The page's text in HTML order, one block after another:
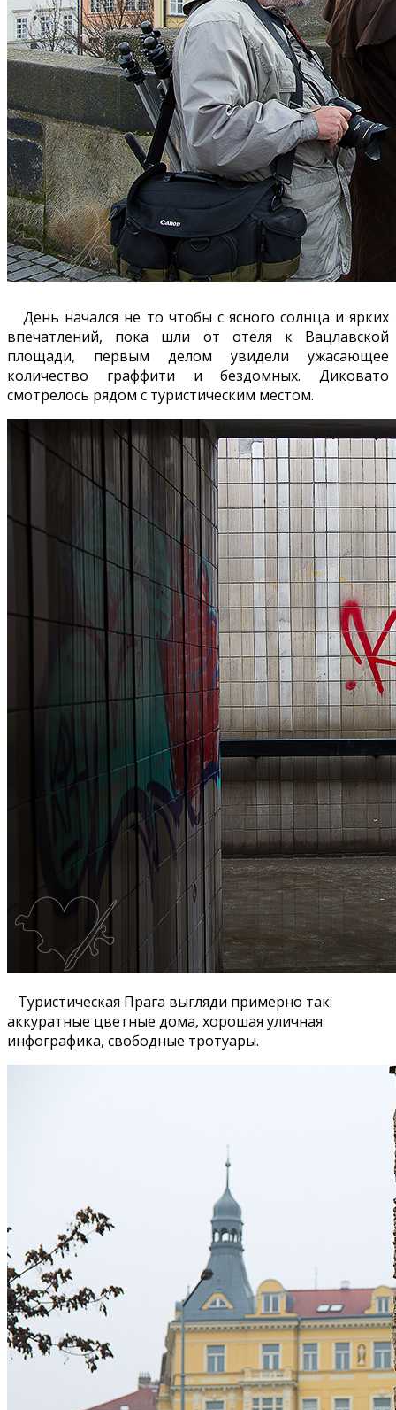
День начался не то чтобы с ясного солнца и ярких
впечатлений, пока шли от отеля к Вацлавской
площади, первым делом увидели ужасающее
количество граффити и бездомных. Диковато
смотрелось рядом с туристическим местом.
Туристическая Прага выгляди примерно так:
аккуратные цветные дома, хорошая уличная
инфографика, свободные тротуары.